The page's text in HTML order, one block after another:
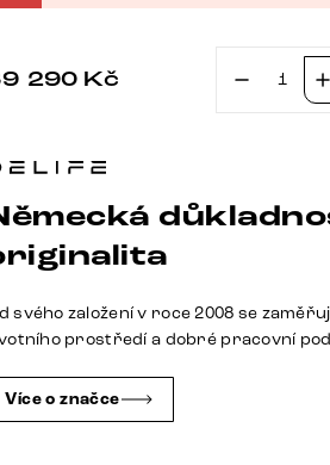
290 Kč
230
přírodní
masivní
svého založení v roce 2008 se
prostředí a dobré pracovní
Více o značce